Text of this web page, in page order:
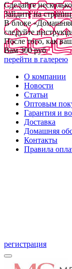
Сделайте
Зайдите на
В блоке «Домашняя
следуйте
После того, как
Вам 300 руб
перейти в галерею
О компании
Новости
Статьи
Оптовым
Гарантия и
Доставка
Домашняя
Контакты
Правила
регистрация